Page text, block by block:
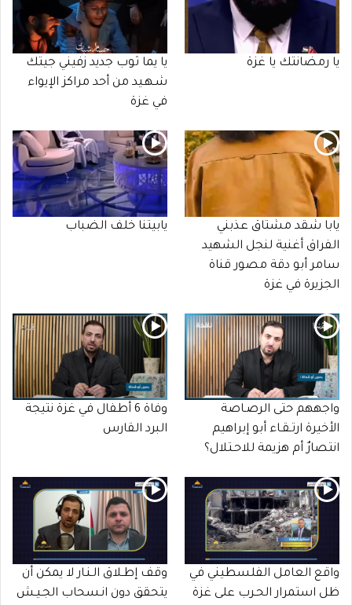
يا رمضانتك يا غزة
يا يما ثوب جديد زفيني جيتك
شـهـيد من أحد مراكز الإيواء
في غزة
يابا شقد مشتاق عذبني
الفراق أغنية لنجل الشهيد
سامر أبو دقة مصور قناة
الجزيرة في غزة
يابيتنا خلف الضباب
واجههم حتى الرصـاصة
الأخيرة ارتـقـاء أبو إبراهيم
انتصارٌ أم هزيمة للاحـتلال؟
وفاة 6 أطفال في غزة نتيجة
البرد القارس
واقع العامل الفلسطيني في
ظل استمرار الحـرب على غزة
وقف إطـلاق الـنـار لا يمكن أن
يتحقق دون انـسحاب الجـيـش